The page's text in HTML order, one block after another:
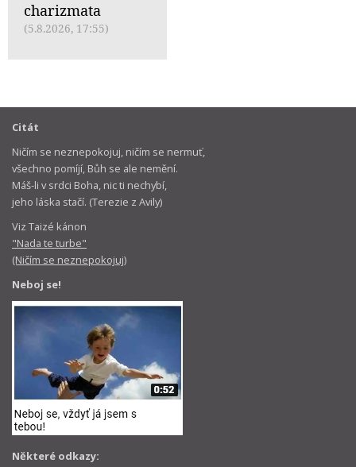
charizmata
(5.8.2026, 17:55)
Citát
Ničím se neznepokojuj, ničím se nermuť,
všechno pomíjí, Bůh se ale nemění.
Máš-li v srdci Boha, nic ti nechybí,
jeho láska stačí. (Terezie z Avily)
Viz Taizé kánon
"Nada te turbe"
(Ničím se neznepokojuj)
Neboj se!
Některé odkazy: